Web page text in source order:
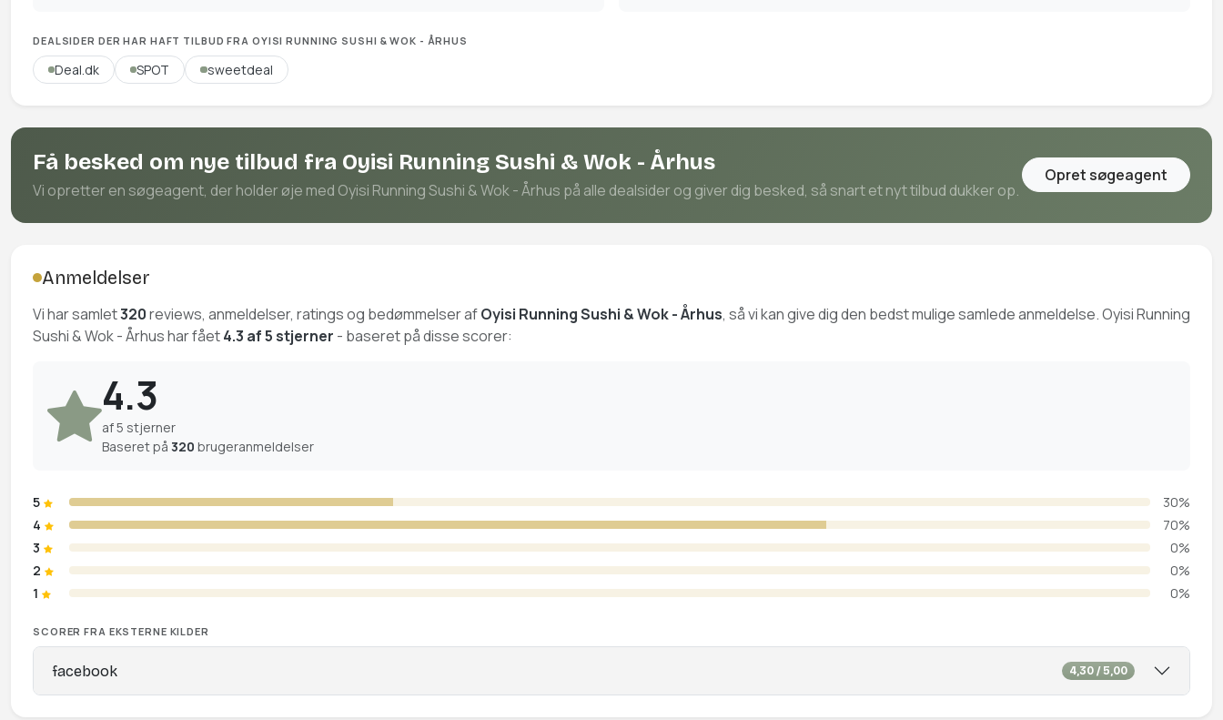
DEALSIDER DER HAR HAFT TILBUD FRA OYISI RUNNING SUSHI & WOK - ÅRHUS
Deal.dk SPOT sweetdeal
Få besked om nye tilbud fra Oyisi Running Sushi & Wok - Århus
Vi opretter en søgeagent, der holder øje med Oyisi Running Sushi & Wok - Århus på alle dealsider og giver dig besked, så snart et nyt tilbud dukker op.
Opret søgeagent
Anmeldelser
Vi har samlet320reviews, anmeldelser, ratings og bedømmelser afOyisi Running Sushi & Wok - Århus, så vi kan give dig den bedst mulige samlede anmeldelse. Oyisi Running
Sushi & Wok - Århus har fået4.3 af 5 stjerner - baseret på disse scorer:
4.3
af 5 stjerner
Baseret på 320 brugeranmeldelser
5
30%
4
70%
3
0%
2
0%
1
0%
SCORER FRA EKSTERNE KILDER
facebook 4,30 / 5,00